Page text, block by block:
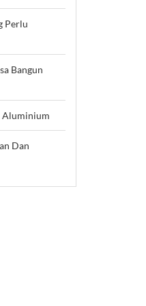
Perlu
Bangun
Aluminium
Dan